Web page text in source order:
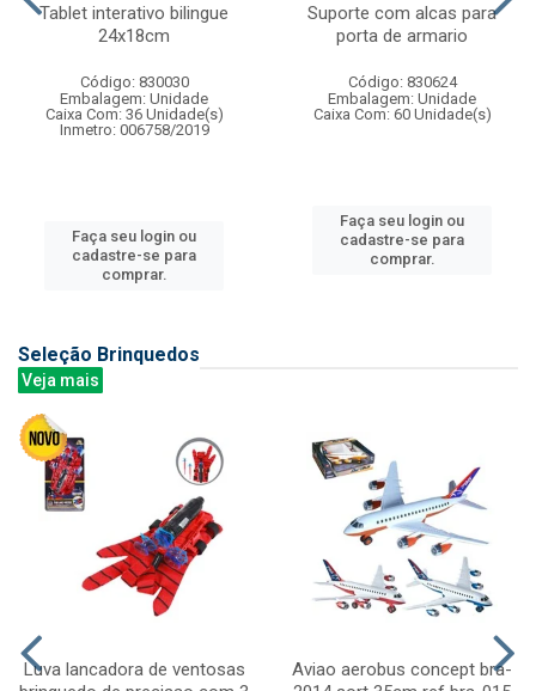
Tablet interativo bilingue
24x18cm
Código: 830030
Embalagem: Unidade
Caixa Com: 36 Unidade(s)
Inmetro: 006758/2019
Faça seu login ou
cadastre-se para
comprar.
Suporte com alcas para
porta de armario
Código: 830624
Embalagem: Unidade
Caixa Com: 60 Unidade(s)
Faça seu login ou
cadastre-se para
comprar.
Seleção Brinquedos
Veja mais
Luva lancadora de ventosas
Aviao aerobus concept bra-